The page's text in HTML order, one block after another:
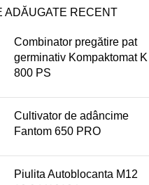
ADĂUGATE RECENT
Combinator pregătire pat
germinativ Kompaktomat K
800 PS
Cultivator de adâncime
Fantom 650 PRO
Piulita Autoblocanta M12